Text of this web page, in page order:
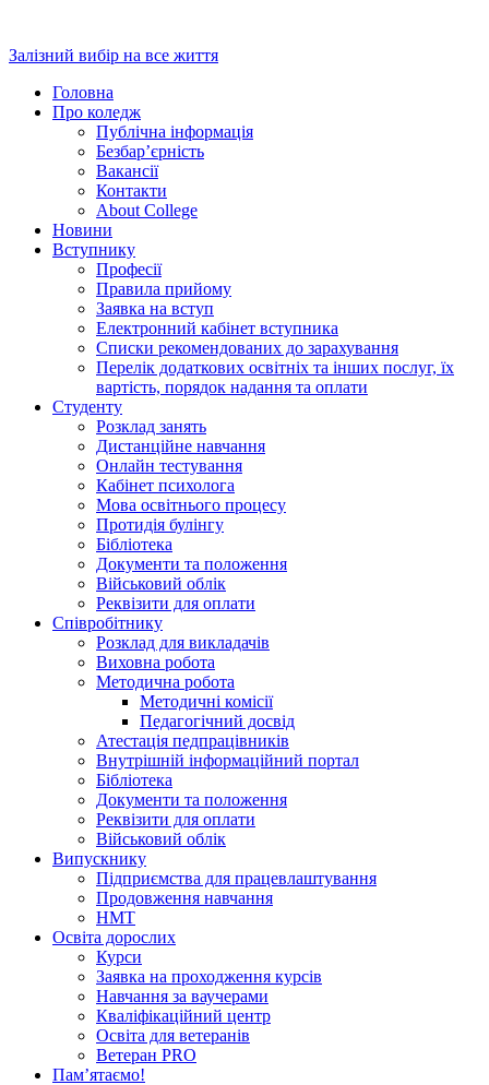
вмісту
Залізний вибір на все життя
Головна
Про коледж
Публічна інформація
Безбар’єрність
Вакансії
Контакти
About College
Новини
Вступнику
Професії
Правила прийому
Заявка на вступ
Електронний кабінет вступника
Списки рекомендованих до зарахування
Перелік додаткових освітніх та інших послуг, їх
вартість, порядок надання та оплати
Студенту
Розклад занять
Дистанційне навчання
Онлайн тестування
Кабінет психолога
Мова освітнього процесу
Протидія булінгу
Бібліотека
Документи та положення
Військовий облік
Реквізити для оплати
Співробітнику
Розклад для викладачів
Виховна робота
Методична робота
Методичні комісії
Педагогічний досвід
Атестація педпрацівників
Внутрішній інформаційний портал
Бібліотека
Документи та положення
Реквізити для оплати
Військовий облік
Випускнику
Підприємства для працевлаштування
Продовження навчання
НМТ
Освіта дорослих
Курси
Заявка на проходження курсів
Навчання за ваучерами
Кваліфікаційний центр
Освіта для ветеранів
Ветеран PRO
Пам’ятаємо!